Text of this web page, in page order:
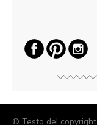
© Testo del copyright